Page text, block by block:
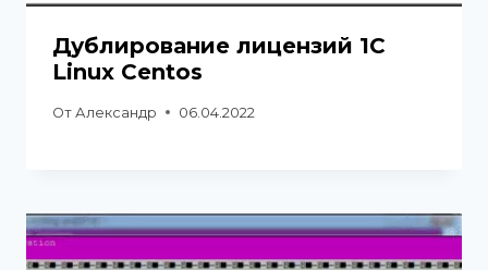
Дублирование лицензий 1С
Linux Centos
От Александр 06.04.2022